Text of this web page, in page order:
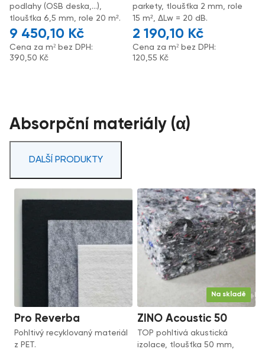
podlahy (OSB deska,...),
tloušťka 6,5 mm, role 20 m².
9 450,10 Kč
Cena za m² bez DPH:
390,50 Kč
parkety, tloušťka 2 mm, role
15 m², ΔLw = 20 dB.
2 190,10 Kč
Cena za m² bez DPH:
120,55 Kč
Absorpční materiály (α)
DALŠÍ PRODUKTY
Pro Reverba
Pohltivý recyklovaný materiál
z PET.
Na skladě
ZINO Acoustic 50
TOP pohltivá akustická
izolace, tloušťka 50 mm,